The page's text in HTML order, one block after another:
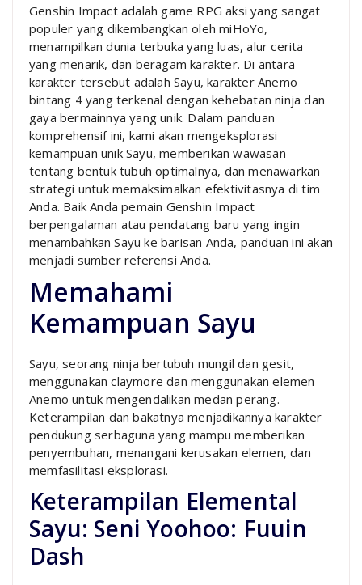
Genshin Impact adalah game RPG aksi yang sangat
populer yang dikembangkan oleh miHoYo,
menampilkan dunia terbuka yang luas, alur cerita
yang menarik, dan beragam karakter. Di antara
karakter tersebut adalah Sayu, karakter Anemo
bintang 4 yang terkenal dengan kehebatan ninja dan
gaya bermainnya yang unik. Dalam panduan
komprehensif ini, kami akan mengeksplorasi
kemampuan unik Sayu, memberikan wawasan
tentang bentuk tubuh optimalnya, dan menawarkan
strategi untuk memaksimalkan efektivitasnya di tim
Anda. Baik Anda pemain Genshin Impact
berpengalaman atau pendatang baru yang ingin
menambahkan Sayu ke barisan Anda, panduan ini akan
menjadi sumber referensi Anda.
Memahami
Kemampuan Sayu
Sayu, seorang ninja bertubuh mungil dan gesit,
menggunakan claymore dan menggunakan elemen
Anemo untuk mengendalikan medan perang.
Keterampilan dan bakatnya menjadikannya karakter
pendukung serbaguna yang mampu memberikan
penyembuhan, menangani kerusakan elemen, dan
memfasilitasi eksplorasi.
Keterampilan Elemental
Sayu: Seni Yoohoo: Fuuin
Dash